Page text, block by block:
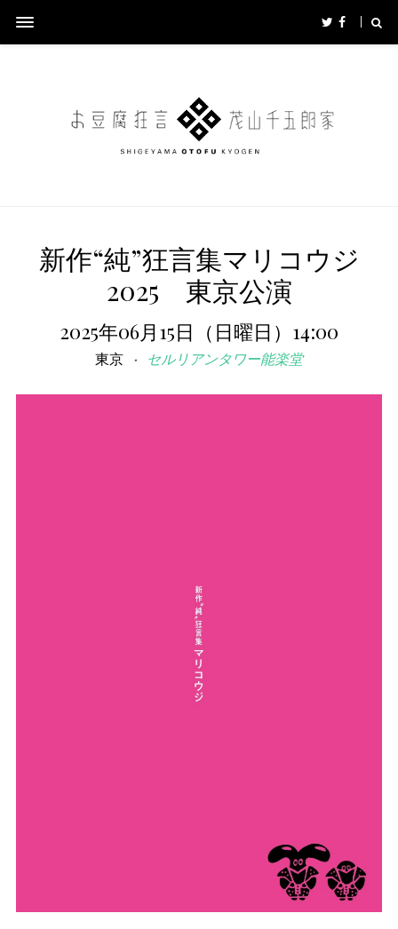
新作“純”狂言集マリコウジ
2025 東京公演
2025年06月15日（日曜日）14:00
東京 セルリアンタワー能楽堂